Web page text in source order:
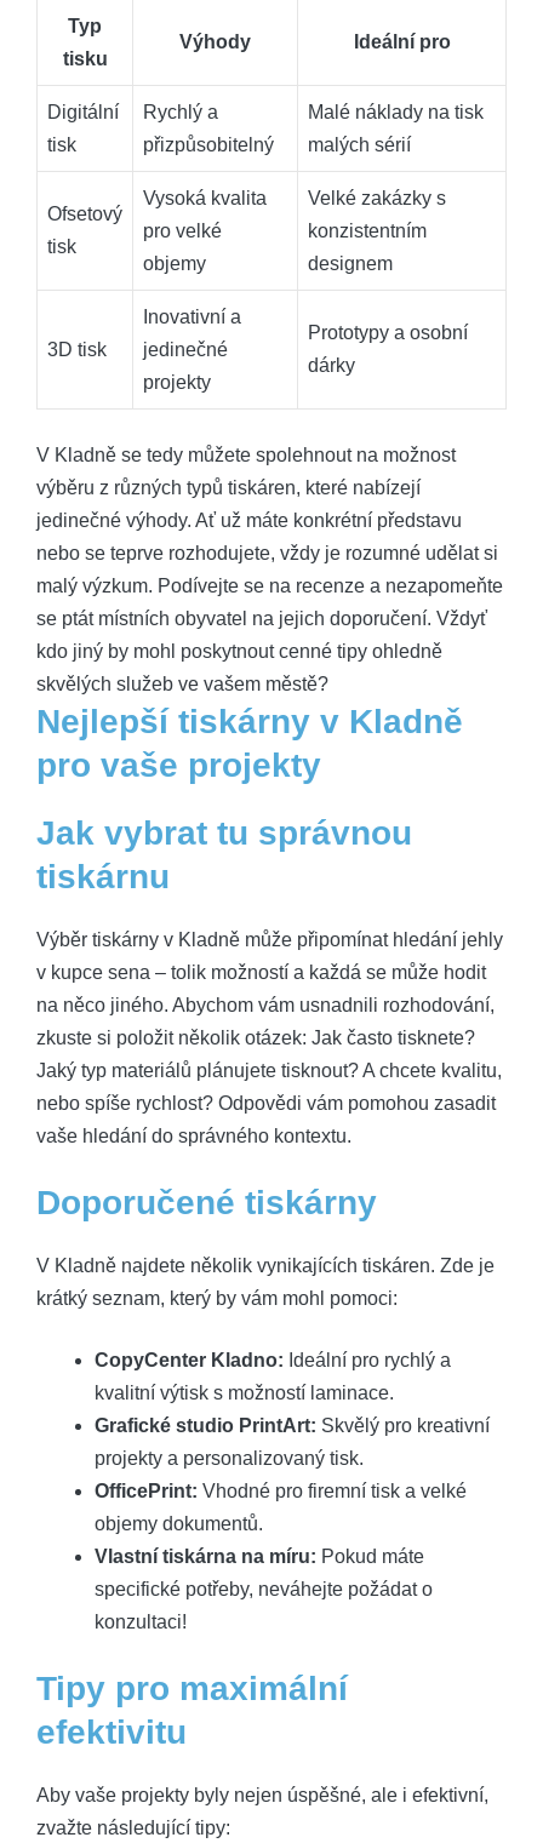
Typ
tisku
Výhody Ideální pro
Digitální
tisk
Rychlý a
přizpůsobitelný
Malé náklady na tisk
malých sérií
Ofsetový
tisk
Vysoká kvalita
pro velké
objemy
Velké zakázky s
konzistentním
designem
3D tisk
Inovativní a
jedinečné
projekty
Prototypy a osobní
dárky
V Kladně se tedy můžete spolehnout na možnost
výběru z různých typů tiskáren, které nabízejí
jedinečné výhody. Ať už máte konkrétní představu
nebo se teprve rozhodujete, vždy je rozumné udělat si
malý výzkum. Podívejte se na recenze a nezapomeňte
se ptát místních obyvatel na jejich doporučení. Vždyť
kdo jiný by mohl poskytnout cenné tipy ohledně
skvělých služeb ve vašem městě?
Nejlepší tiskárny v Kladně
pro vaše projekty
Jak vybrat tu správnou
tiskárnu
Výběr tiskárny v Kladně může připomínat hledání jehly
v kupce sena – tolik možností a každá se může hodit
na něco jiného. Abychom vám usnadnili rozhodování,
zkuste si položit několik otázek: Jak často tisknete?
Jaký typ materiálů plánujete tisknout? A chcete kvalitu,
nebo spíše rychlost? Odpovědi vám pomohou zasadit
vaše hledání do správného kontextu.
Doporučené tiskárny
V Kladně najdete několik vynikajících tiskáren. Zde je
krátký seznam, který by vám mohl pomoci:
CopyCenter Kladno: Ideální pro rychlý a
kvalitní výtisk s možností laminace.
Grafické studio PrintArt: Skvělý pro kreativní
projekty a personalizovaný tisk.
OfficePrint: Vhodné pro firemní tisk a velké
objemy dokumentů.
Vlastní tiskárna na míru: Pokud máte
specifické potřeby, neváhejte požádat o
konzultaci!
Tipy pro maximální
efektivitu
Aby vaše projekty byly nejen úspěšné, ale i efektivní,
zvažte následující tipy: